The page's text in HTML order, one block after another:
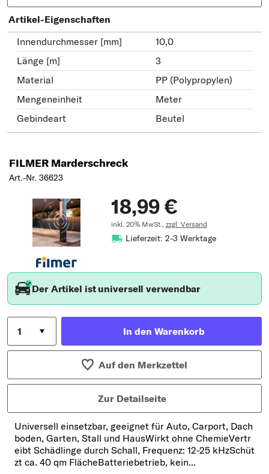
Artikel-Eigenschaften
Innendurchmesser [mm]
10,0
Länge [m]
3
Material
PP (Polypropylen)
Mengeneinheit
Meter
Gebindeart
Beutel
FILMER Marderschreck
Art.-Nr. 36623
18,99 €
inkl. 20% MwSt., zzgl. Versand
Lieferzeit: 2-3 Werktage
Der Artikel ist universell verwendbar
In den Warenkorb
Auf den Merkzettel
Zur Detailseite
Universell einsetzbar, geeignet für Auto, Carport, Dach
boden, Garten, Stall und HausWirkt ohne ChemieVertr
eibt Schädlinge durch Schall, Frequenz: 12-25 kHzSchüt
zt ca. 40 qm FlächeBatteriebetrieb, kein...